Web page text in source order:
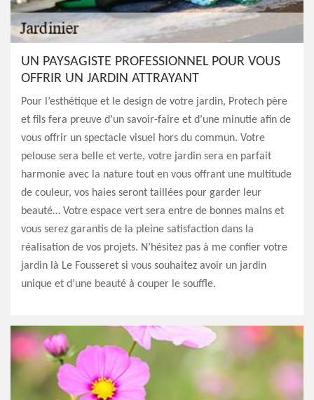
UN PAYSAGISTE PROFESSIONNEL POUR VOUS
OFFRIR UN JARDIN ATTRAYANT
Pour l’esthétique et le design de votre jardin, Protech père
et fils fera preuve d’un savoir-faire et d’une minutie afin de
vous offrir un spectacle visuel hors du commun. Votre
pelouse sera belle et verte, votre jardin sera en parfait
harmonie avec la nature tout en vous offrant une multitude
de couleur, vos haies seront taillées pour garder leur
beauté… Votre espace vert sera entre de bonnes mains et
vous serez garantis de la pleine satisfaction dans la
réalisation de vos projets. N’hésitez pas à me confier votre
jardin là Le Fousseret si vous souhaitez avoir un jardin
unique et d’une beauté à couper le souffle.